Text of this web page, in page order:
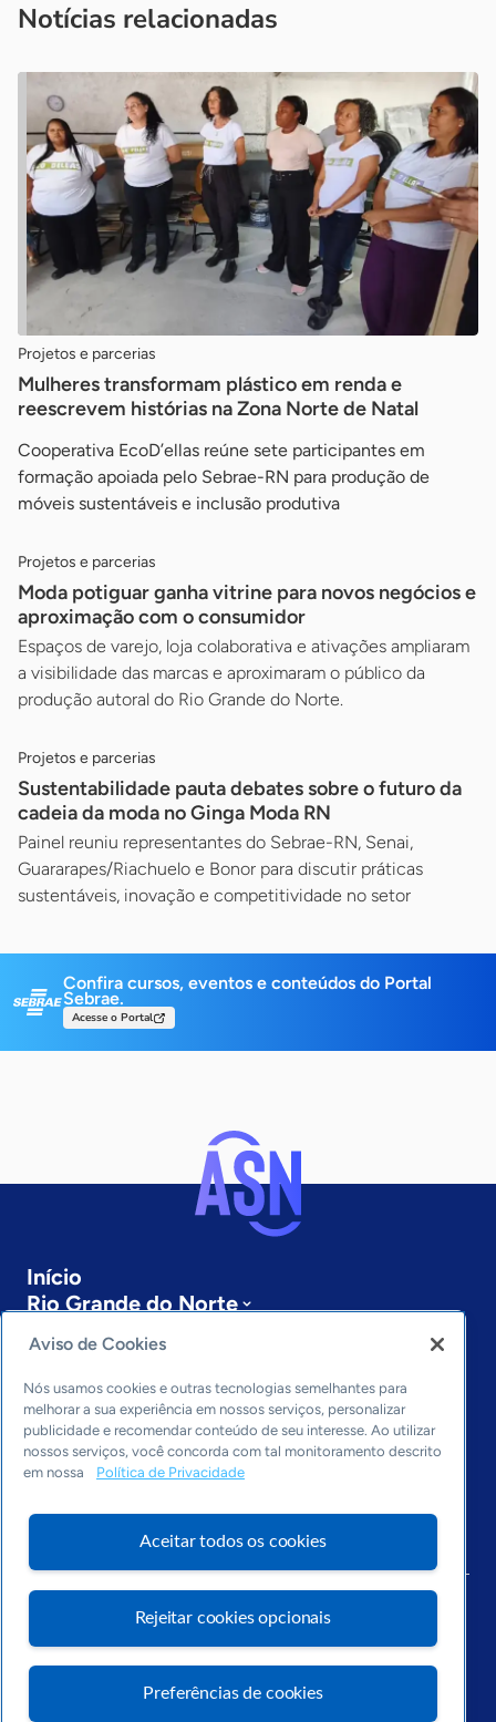
Notícias relacionadas
Projetos e parcerias
Mulheres transformam plástico em renda e
reescrevem histórias na Zona Norte de Natal
Cooperativa EcoD’ellas reúne sete participantes em
formação apoiada pelo Sebrae-RN para produção de
móveis sustentáveis e inclusão produtiva
Projetos e parcerias
Moda potiguar ganha vitrine para novos negócios e
aproximação com o consumidor
Espaços de varejo, loja colaborativa e ativações ampliaram
a visibilidade das marcas e aproximaram o público da
produção autoral do Rio Grande do Norte.
Projetos e parcerias
Sustentabilidade pauta debates sobre o futuro da
cadeia da moda no Ginga Moda RN
Painel reuniu representantes do Sebrae-RN, Senai,
Guararapes/Riachuelo e Bonor para discutir práticas
sustentáveis, inovação e competitividade no setor
Confira cursos, eventos e conteúdos do Portal
Sebrae.
Acesse o Portal
Início
Rio Grande do Norte
Sobre a ASN
Últimas notícias
Entre em contato
Editorias
Economia & Política
Inovação & Tecnologia
Cultura empreendedora
Arquivo
Aviso de Cookies
Nós usamos cookies e outras tecnologias semelhantes para
melhorar a sua experiência em nossos serviços, personalizar
publicidade e recomendar conteúdo de seu interesse. Ao utilizar
nossos serviços, você concorda com tal monitoramento descrito
em nossa
Política de Privacidade
Aceitar todos os cookies
Rejeitar cookies opcionais
Preferências de cookies